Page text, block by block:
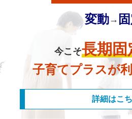
変動→
今こそ長期固
子育てプラスが
詳細はこ